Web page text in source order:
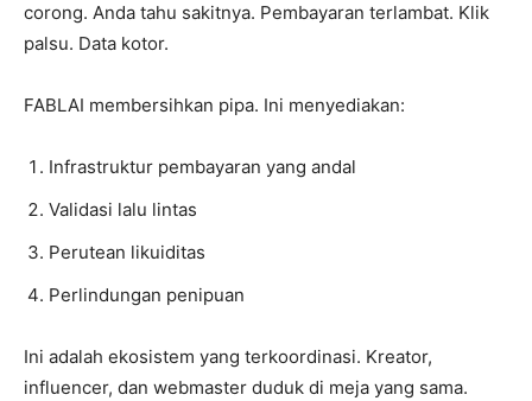
corong. Anda tahu sakitnya. Pembayaran terlambat. Klik
palsu. Data kotor.
FABLAI membersihkan pipa. Ini menyediakan:
Infrastruktur pembayaran yang andal
Validasi lalu lintas
Perutean likuiditas
Perlindungan penipuan
Ini adalah ekosistem yang terkoordinasi. Kreator,
influencer, dan webmaster duduk di meja yang sama.